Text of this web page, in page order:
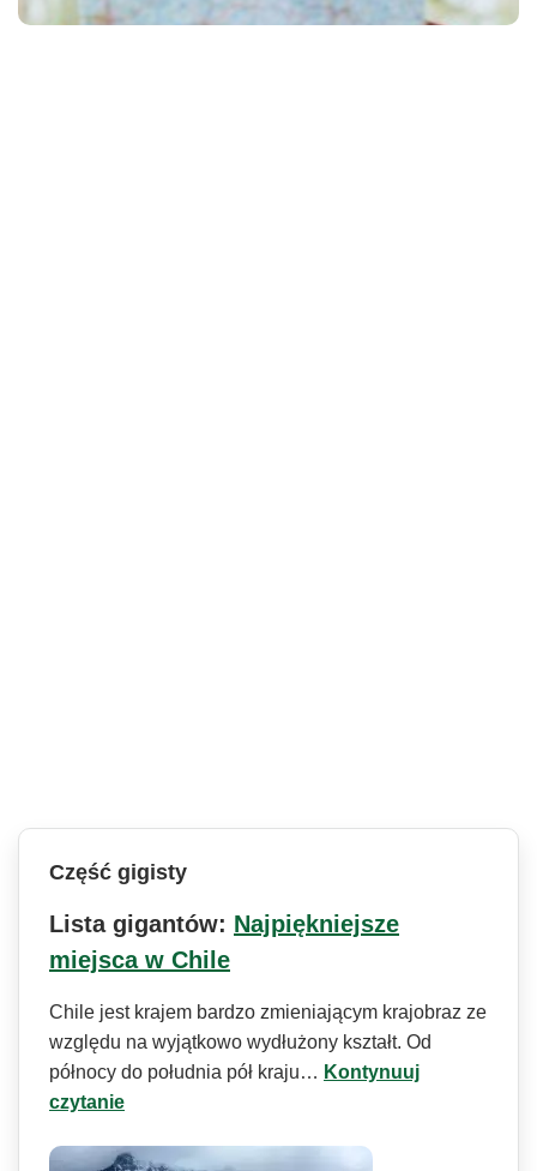
Część gigisty
Lista gigantów: Najpiękniejsze
miejsca w Chile
Chile jest krajem bardzo zmieniającym krajobraz ze
względu na wyjątkowo wydłużony kształt. Od
północy do południa pół kraju… Kontynuuj
czytanie